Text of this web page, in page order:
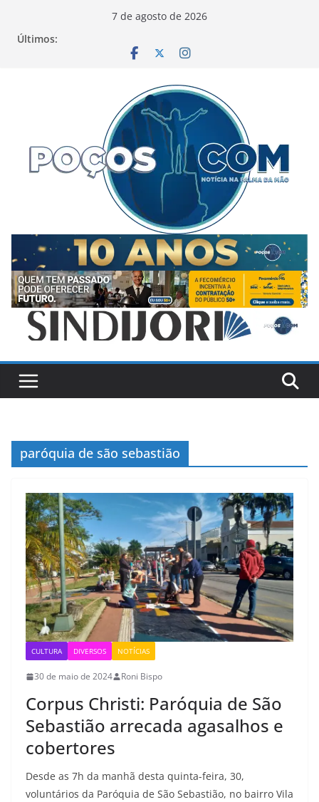
7 de agosto de 2026
Últimos:
paróquia de são sebastião
CULTURA DIVERSOS NOTÍCIAS
30 de maio de 2024 Roni Bispo
Corpus Christi: Paróquia de São
Sebastião arrecada agasalhos e
cobertores
Desde as 7h da manhã desta quinta-feira, 30,
voluntários da Paróquia de São Sebastião, no bairro Vila